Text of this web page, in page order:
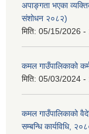
अपाङ्गता भएका
संशोधन २०८२)
मिति: 05/15/2026 -
कमल गाउँपालिकाको
मिति: 05/03/2024 -
कमल गाउँपालिकाको
सम्बन्धि कार्यविधि,